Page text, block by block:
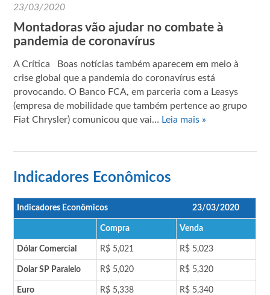
23/03/2020
Montadoras vão ajudar no combate à
pandemia de coronavírus
A Crítica Boas notícias também aparecem em meio à
crise global que a pandemia do coronavírus está
provocando. O Banco FCA, em parceria com a Leasys
(empresa de mobilidade que também pertence ao grupo
Fiat Chrysler) comunicou que vai… Leia mais »
Indicadores Econômicos
Indicadores Econômicos 23/03/2020
Compra Venda
Dólar Comercial R$ 5,021 R$ 5,023
Dolar SP Paralelo R$ 5,020 R$ 5,320
Euro R$ 5,338 R$ 5,340